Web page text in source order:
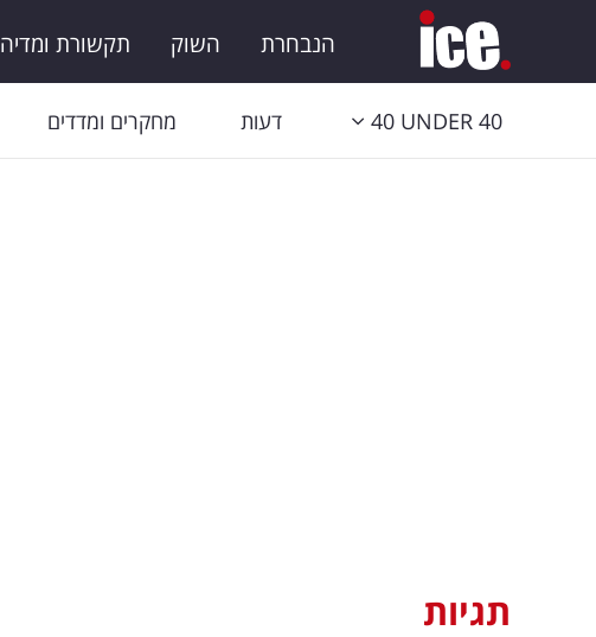
הנבחרת השוק תקשורת ומדיה
40 UNDER 40 דעות מחקרים ומדדים
תגיות